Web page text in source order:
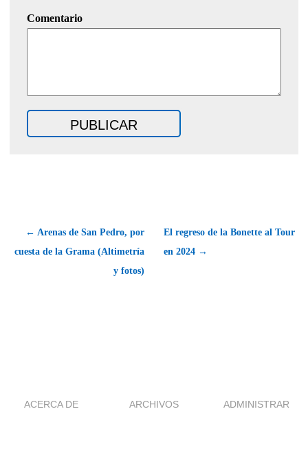
Comentario
← Arenas de San Pedro, por
cuesta de la Grama (Altimetría
y fotos)
El regreso de la Bonette al Tour
en 2024 →
ACERCA DE ARCHIVOS ADMINISTRAR